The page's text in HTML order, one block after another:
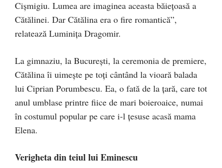
Cișmigiu. Lumea are imaginea aceasta băiețoasă a
Cătălinei. Dar Cătălina era o fire ro­mantică”,
relatează Luminița Dragomir.
La gimnaziu, la Bucu­rești, la ceremonia de premiere,
Că­tălina îi uimește pe toți cântând la vioară ba­lada
lui Ciprian Porum­bescu. Ea, o fată de la țară, care tot
anul umblase printre fiice de mari boieroaice, numai
în costumul popular pe care i-l țesuse acasă mama
Elena.
Verigheta din teiul lui Eminescu